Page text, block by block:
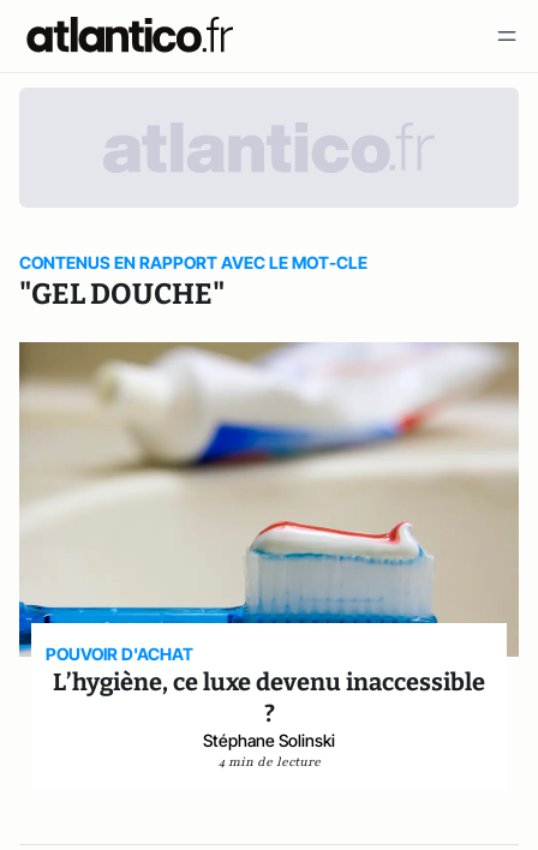
CONTENUS EN RAPPORT AVEC LE MOT-CLE
"GEL DOUCHE"
POUVOIR D'ACHAT
L’hygiène, ce luxe devenu inaccessible
?
Stéphane Solinski
4 min de lecture